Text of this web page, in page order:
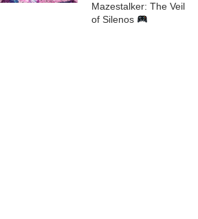
Mazestalker: The Veil
of Silenos